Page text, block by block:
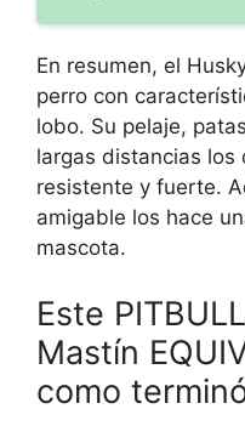
En resumen, el
perro con
lobo. Su pelaje,
largas distancias los
resistente y fuerte.
amigable los hace
mascota.
Este
Mastín
como